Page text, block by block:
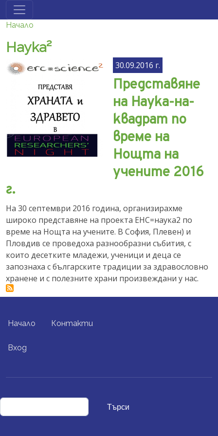
Премини към основното съдържание
Начало
Наука²
30.09.2016 г.
Представяне
на Наука-на-
квадрат по
време на
Нощта на
учените 2016
г.
На 30 септември 2016 година, организирахме
широко представяне на проекта ЕНС=наука2 по
време на Нощта на учените. В София, Плевен) и
Пловдив се проведоха разнообразни събития, с
които десетките младежи, ученици и деца се
запознаха с българските традиции за здравословно
хранене и с полезните храни произвеждани у нас.
FOOTER MENU
Начало Контакти
USER ACCOUNT MENU
Вход
Търси